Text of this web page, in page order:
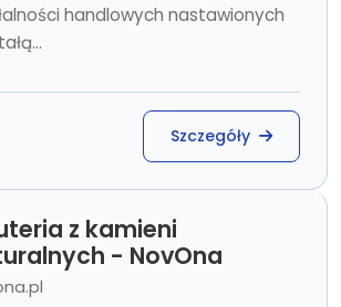
handlowych nastawionych
Szczegóły
z kamieni
- NovOna